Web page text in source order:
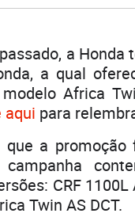
a
a qual
Africa
aqui para
que a
campanha
CRF
Twin AS DCT.